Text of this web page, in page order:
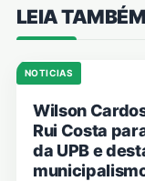
LEIA TAMBÉM
NOTICIAS
Wilson
Rui Costa
da UPB e